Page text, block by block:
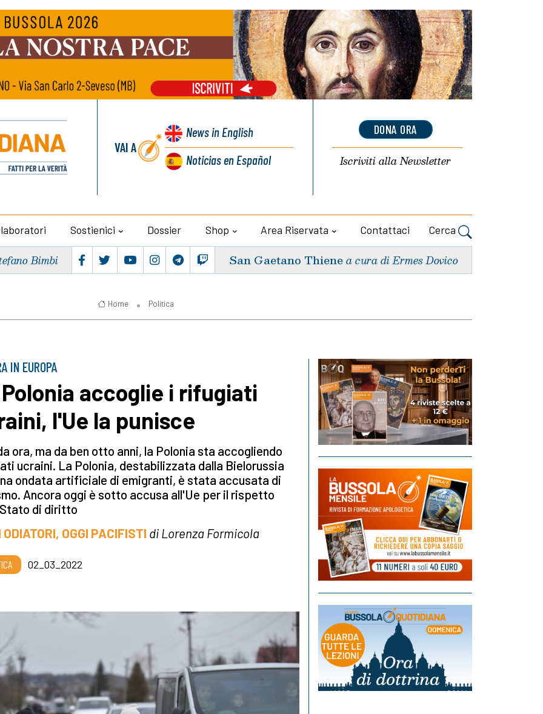
VAI A
Newsin English
Noticiasen Español
DONA ORA
Iscriviti allaNewsletter
Sostienici Dossier Shop Area Riservata Contattaci Cerca
Bimbi San Gaetano Thiene a cura di Ermes Dovico
Home Politica
IN EUROPA
accoglie i rifugiati
l'Ue la punisce
ora, ma da ben otto anni, la Polonia sta accogliendo
ucraini. La Polonia, destabilizzata dalla Bielorussia
ondata artificiale di emigranti, è stata accusata di
Ancora oggi è sotto accusa all'Ue per il rispetto
di diritto
OGGI PACIFISTI di Lorenza Formicola
02_03_2022